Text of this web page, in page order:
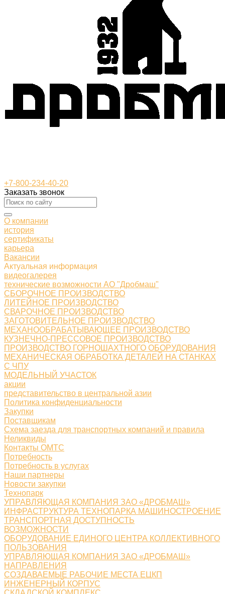
+7-800-234-40-20
Заказать звонок
О компании
история
сертификаты
карьера
Вакансии
Актуальная информация
видеогалерея
технические возможности АО "Дробмаш"
СБОРОЧНОЕ ПРОИЗВОДСТВО
ЛИТЕЙНОЕ ПРОИЗВОДСТВО
СВАРОЧНОЕ ПРОИЗВОДСТВО
ЗАГОТОВИТЕЛЬНОЕ ПРОИЗВОДСТВО
МЕХАНООБРАБАТЫВАЮЩЕЕ ПРОИЗВОДСТВО
КУЗНЕЧНО-ПРЕССОВОЕ ПРОИЗВОДСТВО
ПРОИЗВОДСТВО ГОРНОШАХТНОГО ОБОРУДОВАНИЯ
МЕХАНИЧЕСКАЯ ОБРАБОТКА ДЕТАЛЕЙ НА СТАНКАХ
С ЧПУ
МОДЕЛЬНЫЙ УЧАСТОК
акции
представительство в центральной азии
Политика конфиденциальности
Закупки
Поставщикам
Схема заезда для транспортных компаний и правила
Неликвиды
Контакты ОМТС
Потребность
Потребность в услугах
Наши партнеры
Новости закупки
Технопарк
УПРАВЛЯЮЩАЯ КОМПАНИЯ ЗАО «ДРОБМАШ»
ИНФРАСТРУКТУРА ТЕХНОПАРКА МАШИНОСТРОЕНИЕ
ТРАНСПОРТНАЯ ДОСТУПНОСТЬ
ВОЗМОЖНОСТИ
ОБОРУДОВАНИЕ ЕДИНОГО ЦЕНТРА КОЛЛЕКТИВНОГО
ПОЛЬЗОВАНИЯ
УПРАВЛЯЮЩАЯ КОМПАНИЯ ЗАО «ДРОБМАШ»
НАПРАВЛЕНИЯ
СОЗДАВАЕМЫЕ РАБОЧИЕ МЕСТА ЕЦКП
ИНЖЕНЕРНЫЙ КОРПУС